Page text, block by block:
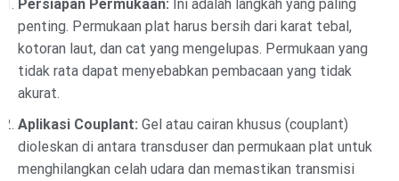
Persiapan Permukaan: Ini adalah langkah yang paling
penting. Permukaan plat harus bersih dari karat tebal,
kotoran laut, dan cat yang mengelupas. Permukaan yang
tidak rata dapat menyebabkan pembacaan yang tidak
akurat.
Aplikasi Couplant: Gel atau cairan khusus (couplant)
dioleskan di antara transduser dan permukaan plat untuk
menghilangkan celah udara dan memastikan transmisi